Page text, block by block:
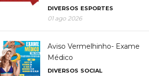
DIVERSOS ESPORTES
01 ago 2026
Aviso Vermelhinho- Exame
Médico
DIVERSOS SOCIAL